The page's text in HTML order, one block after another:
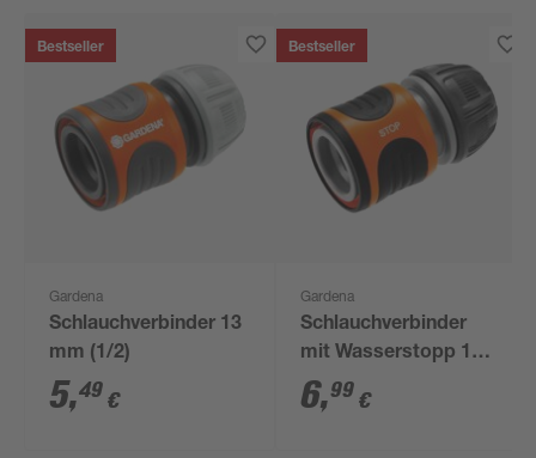
Bestseller
Gardena
Schlauchverbinder 13
mm (1/2)
5,49 €
Bestseller
Gardena
Schlauchverbinder
mit Wasserstopp 13
mm (1/2")
6,99 €